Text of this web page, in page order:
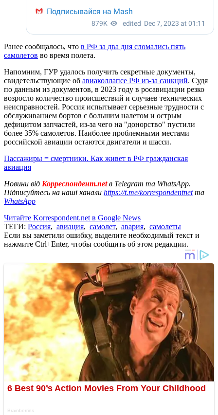
Ранее сообщалось, что в РФ за два дня сломались пять
самолетов во время полета.
Напомним, ГУР удалось получить секретные документы,
свидетельствующие об авиаколлапсе РФ из-за санкций. Судя
по данным из документов, в 2023 году в росавицации резко
возросло количество происшествий и случаев технических
неисправностей. Россия испытывает серьезные трудности с
обслуживанием бортов с большим налетом и острым
дефицитом запчастей, из-за чего на "донорство" пустили
более 35% самолетов. Наиболее проблемными местами
российской авиации остаются двигатели и шасси.
Пассажиры = смертники. Как живет в РФ гражданская
авиация
Новини від Корреспондент.netв Telegram та WhatsApp.
Підписуйтесь на наші канали https://t.me/korrespondentnetта
WhatsApp
Читайте Korrespondent.net в Google News
ТЕГИ: Россия, авиация, самолет, авария, самолеты
Если вы заметили ошибку, выделите необходимый текст и
нажмите Ctrl+Enter, чтобы сообщить об этом редакции.